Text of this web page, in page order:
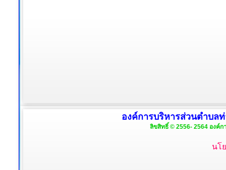
องค์การบริหารส่วนตำบลท่
ลิขสิทธิ์ © 2556- 2564 องค์
นโ